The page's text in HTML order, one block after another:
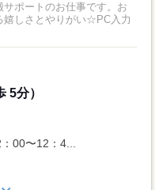
ポートのお仕事です。お
嬉しさとやりがい☆PC入力
5分）
00〜12：4...